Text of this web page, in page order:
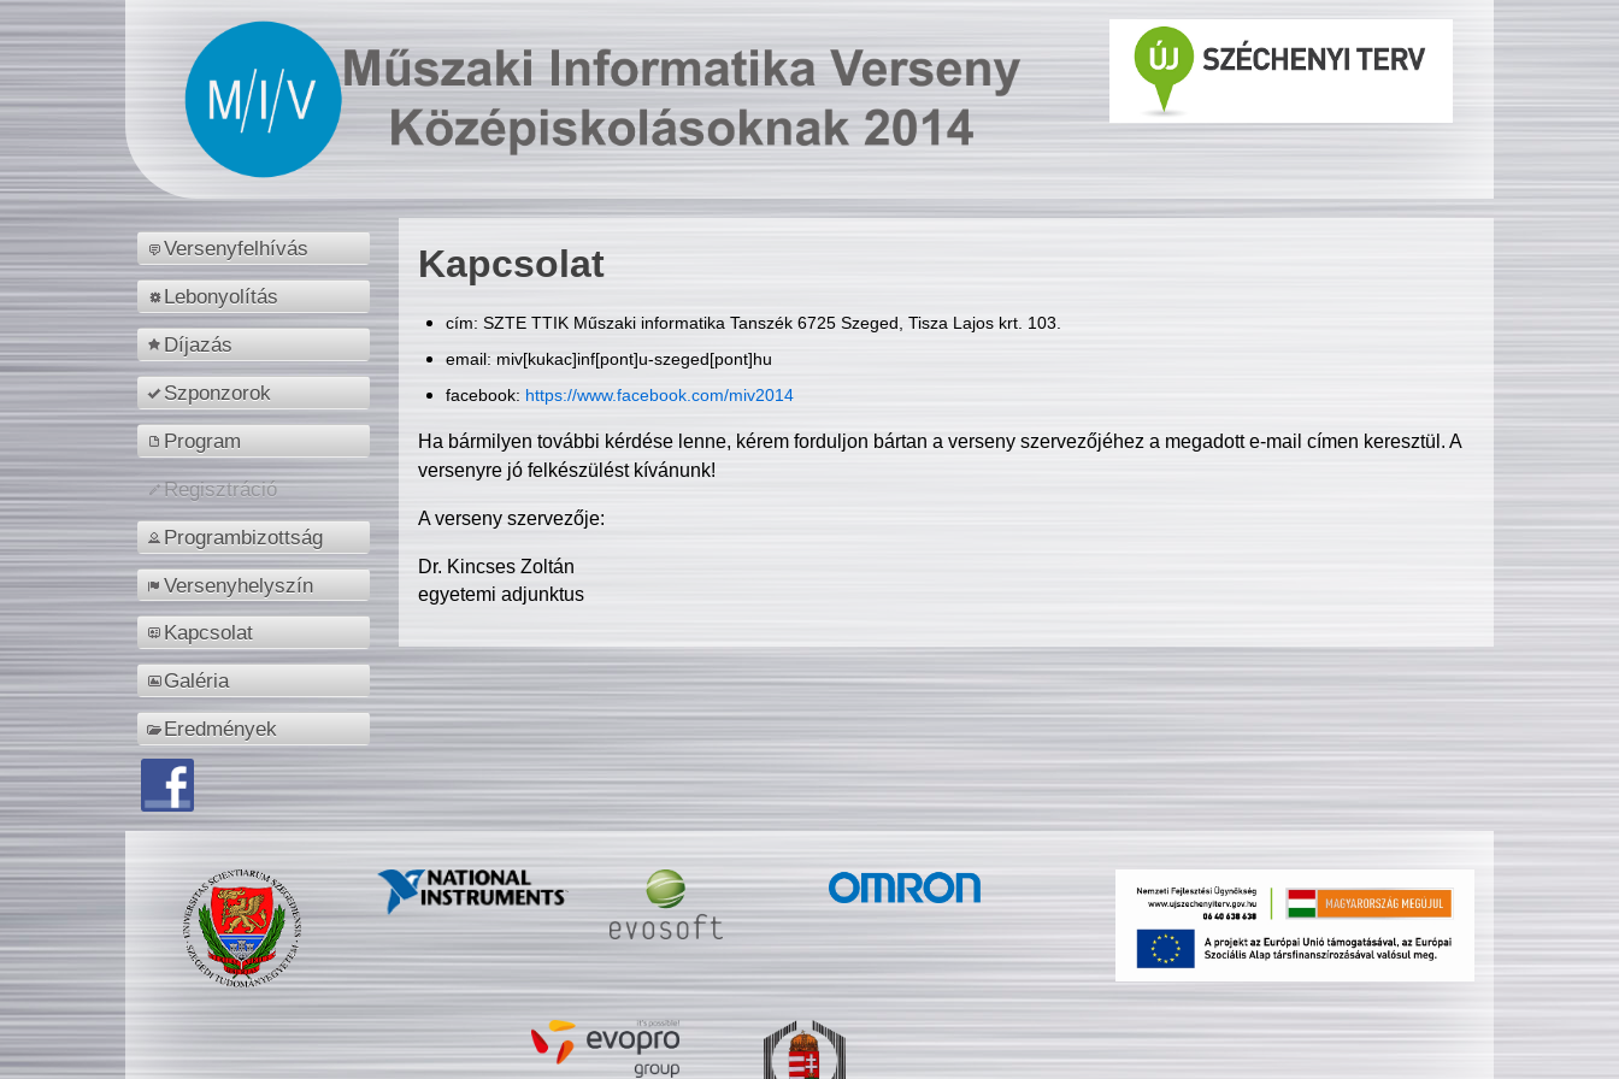
Versenyfelhívás
Lebonyolítás
Díjazás
Szponzorok
Program
Regisztráció
Programbizottság
Versenyhelyszín
Kapcsolat
Galéria
Eredmények
Kapcsolat
cím: SZTE TTIK Műszaki informatika Tanszék 6725 Szeged, Tisza Lajos krt. 103.
email: miv[kukac]inf[pont]u-szeged[pont]hu
facebook: https://www.facebook.com/miv2014
Ha bármilyen további kérdése lenne, kérem forduljon bártan a verseny szervezőjéhez a megadott e-mail címen keresztül. A
versenyre jó felkészülést kívánunk!
A verseny szervezője:
Dr. Kincses Zoltán
egyetemi adjunktus